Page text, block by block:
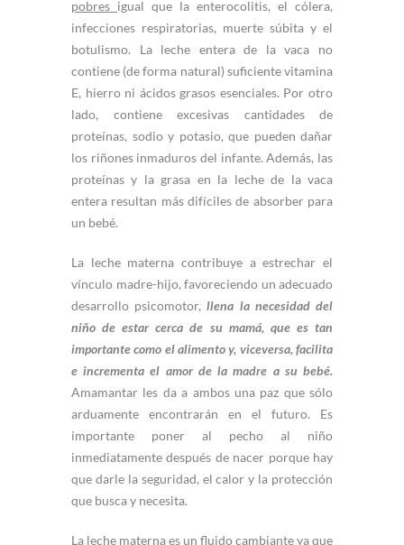
pobres igual que la enterocolitis, el cólera,
infecciones respiratorias, muerte súbita y el
botulismo. La leche entera de la vaca no
contiene (de forma natural) suficiente vitamina
E, hierro ni ácidos grasos esenciales. Por otro
lado, contiene excesivas cantidades de
proteínas, sodio y potasio, que pueden dañar
los riñones inmaduros del infante. Además, las
proteínas y la grasa en la leche de la vaca
entera resultan más difíciles de absorber para
un bebé.
La leche materna contribuye a estrechar el
vínculo madre-hijo, favoreciendo un adecuado
desarrollo psicomotor,llena la necesidad del
niño de estar cerca de su mamá, que es tan
importante como el alimento y, viceversa, facilita
e incrementa el amor de la madre a su bebé.
Amamantar les da a ambos una paz que sólo
arduamente encontrarán en el futuro. Es
importante poner al pecho al niño
inmediatamente después de nacer porque hay
que darle la seguridad, el calor y la protección
que busca y necesita.
La leche materna es un fluido cambiante ya que